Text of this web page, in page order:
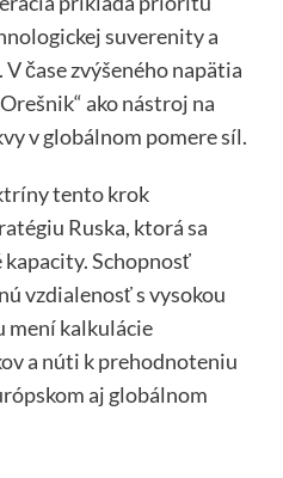
suverenity a
čase zvýšeného napätia
ako nástroj na
v globálnom pomere síl.
tento krok
Ruska, ktorá sa
Schopnosť
vzdialenosť s vysokou
mení kalkulácie
a núti k prehodnoteniu
aj globálnom